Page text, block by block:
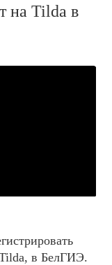
на Tilda в
Tilda, в БелГИЭ.